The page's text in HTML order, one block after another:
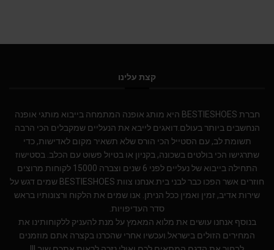
קצת עלינו
חברת BESTIESHOES היא מותג אופנה המתמחה בייבוא מותגי אופנה
הנחשבים ביותר בעולם.דואגים לייבא את הנעליים שמקבלים הכי הרבה
תשומת לב, עם הסטייל הכי הורס שלא תשאיר מקום לאדישות, כדי
שתרגישו הכי בולטים בשכונה, בקניון או בטיול פשוט עם הכלב. בסטישוז
התחילה בייבוא של נעליים לפני 6 שנים וצברה 15000 לקוחות מרוצים
חוזרים אשר הפכו כבר לבני בית.אנחנו צוות BESTIESHOES שמים דגש על
שירות אדיב, זמין ואמין ככל הניתן. אנו שמים את הלקוח ורצונותיו בראש
סדר העדיפויות.
בנוסף אנחנו עושים את מלוא המאמץ על מנת להעניק ללקוחותינו את
המחירים הזולים בישראל.ועכשיו אחרי שהכרנו בקצרה אתם מוזמנים